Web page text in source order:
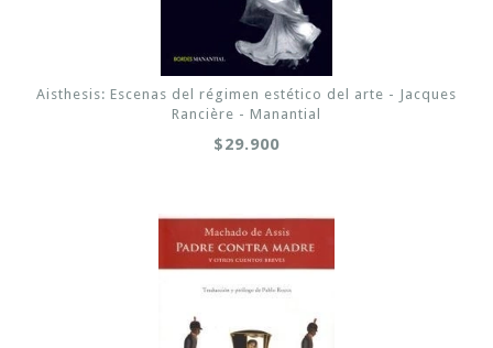
Aisthesis: Escenas del régimen estético del arte - Jacques
Rancière - Manantial
$29.900